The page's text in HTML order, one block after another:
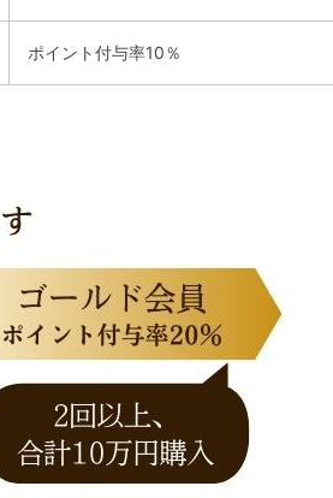
ポイント付与率10％